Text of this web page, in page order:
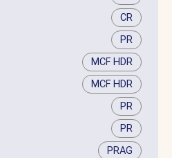
CR
PR
MCF HDR
MCF HDR
PR
PR
PRAG